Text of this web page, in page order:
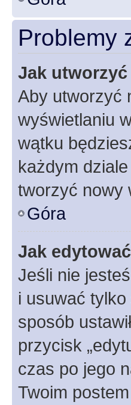
Problemy
Jak
Aby utworzyć
wyświetlaniu
wątku
każdym
tworzyć nowy
Góra
Jak
Jeśli nie
i usuwać
sposób
przycisk
czas po jego
Twoim